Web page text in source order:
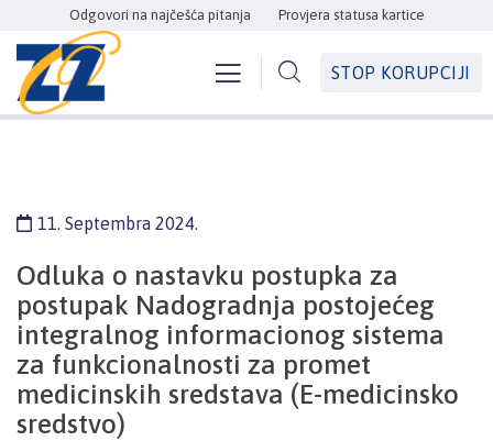
Odgovori na najčešća pitanja Provjera statusa kartice
STOP KORUPCIJI
11. Septembra 2024.
Odluka o nastavku postupka za
postupak Nadogradnja postojećeg
integralnog informacionog sistema
za funkcionalnosti za promet
medicinskih sredstava (E-medicinsko
sredstvo)